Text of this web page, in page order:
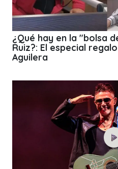
¿Qué hay en la "bolsa
Ruiz?: El especial
Aguilera